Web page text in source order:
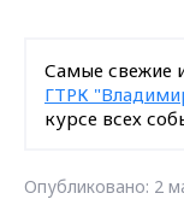
Самые свежие
ГТРК
курсе всех
Опубликовано: 2